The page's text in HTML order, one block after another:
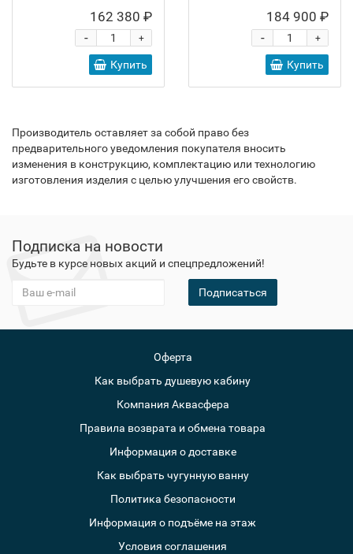
162 380 ₽
+
-
Купить
184 900 ₽
+
-
Купить
Производитель оставляет за собой право без
предварительного уведомления покупателя вносить
изменения в конструкцию, комплектацию или технологию
изготовления изделия с целью улучшения его свойств.
Подписка на новости
Будьте в курсе новых акций и спецпредложений!
Подписаться
Оферта
Как выбрать душевую кабину
Компания Аквасфера
Правила возврата и обмена товара
Информация о доставке
Как выбрать чугунную ванну
Политика безопасности
Информация о подъёме на этаж
Условия соглашения